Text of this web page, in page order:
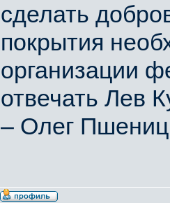
сделать
покрытия
организации
отвечать Лев
– Олег